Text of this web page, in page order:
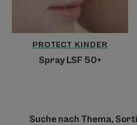
PROTECT KINDER
Spray LSF 50+
Suche nach Thema,